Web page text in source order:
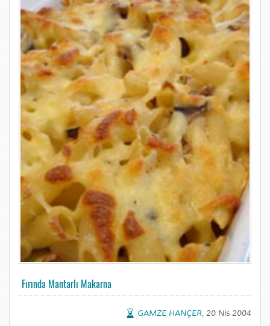
Fırında Mantarlı Makarna
GAMZE HANÇER, 20 Nis 2004